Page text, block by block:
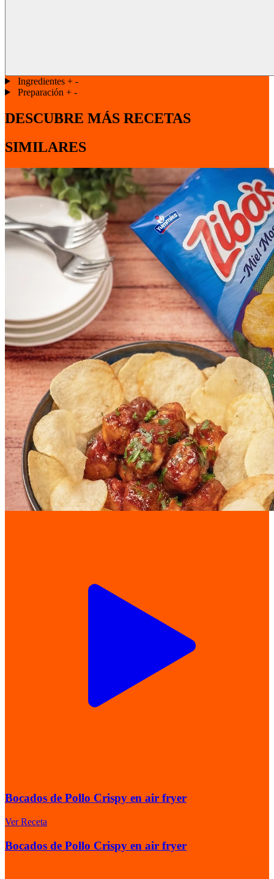
Ingredientes + -
Preparación + -
DESCUBRE MÁS RECETAS
SIMILARES
Bocados de Pollo Crispy en air fryer
Ver Receta
Bocados de Pollo Crispy en air fryer